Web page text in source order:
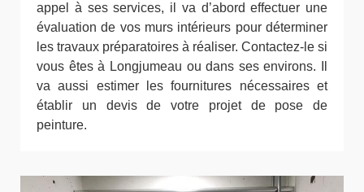
appel à ses services, il va d’abord effectuer une
évaluation de vos murs intérieurs pour déterminer
les travaux préparatoires à réaliser. Contactez-le si
vous êtes à Longjumeau ou dans ses environs. Il
va aussi estimer les fournitures nécessaires et
établir un devis de votre projet de pose de
peinture.